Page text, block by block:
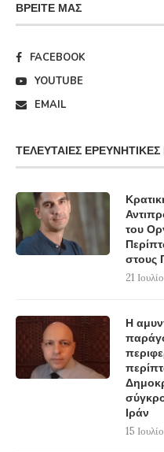
ΒΡΕΊΤΕ ΜΑΣ
FACEBOOK
YOUTUBE
EMAIL
ΤΕΛΕΥΤΑΊΕΣ ΕΡΕΥΝΗΤΙΚΈΣ
του
στους
21
Η
Ιράν
15